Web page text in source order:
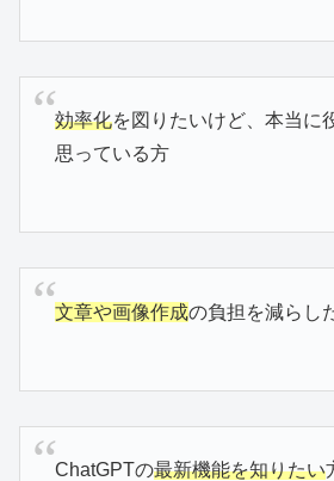
効率化を図りたいけど、本当に
思っている方
文章や画像作成の負担を減らし
ChatGPTの最新機能を知りたい